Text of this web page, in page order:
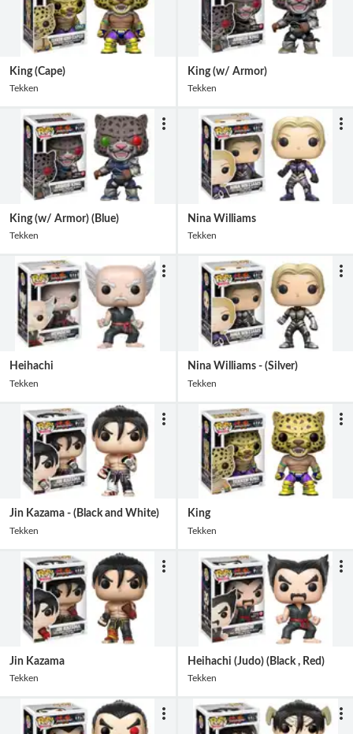
King (Cape)
Tekken
King (w/ Armor)
Tekken
King (w/ Armor) (Blue)
Tekken
Nina Williams
Tekken
Heihachi
Tekken
Nina Williams - (Silver)
Tekken
Jin Kazama - (Black and White)
Tekken
King
Tekken
Jin Kazama
Tekken
Heihachi (Judo) (Black , Red)
Tekken